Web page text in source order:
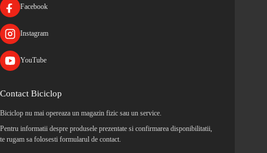
Facebook
Instagram
YouTube
Contact Biciclop
Biciclop nu mai opereaza un magazin fizic sau un service.
Pentru informatii despre produsele prezentate si confirmarea disponibilitatii,
te rugam sa folosesti formularul de contact.